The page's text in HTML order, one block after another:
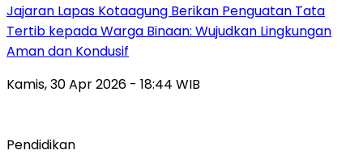
Jajaran Lapas Kotaagung Berikan Penguatan Tata
Tertib kepada Warga Binaan: Wujudkan Lingkungan
Aman dan Kondusif
Kamis, 30 Apr 2026 - 18:44 WIB
Pendidikan